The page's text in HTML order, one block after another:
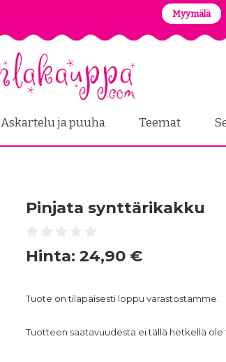
Myymälä
Askartelu ja puuha Teemat
Pinjata synttärikakku
Hinta: 24,90 €
Tuote on tilapäisesti loppu varastostamme.
Tuotteen saatavuudesta ei tällä hetkellä ole